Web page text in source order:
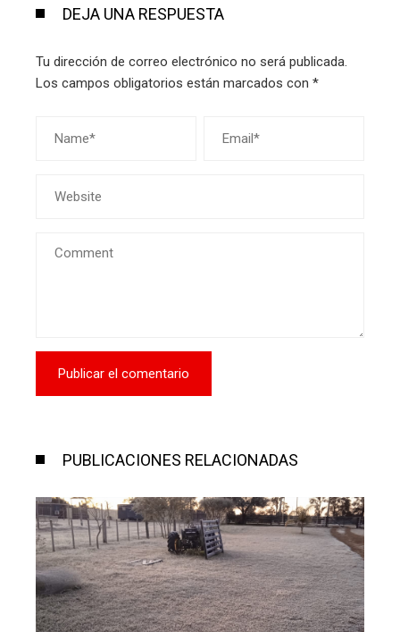
DEJA UNA RESPUESTA
Tu dirección de correo electrónico no será publicada.
Los campos obligatorios están marcados con *
PUBLICACIONES RELACIONADAS